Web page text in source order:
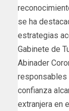
se ha
estrategias
Gabinete de
Abinader
responsables
confianza
extranjera en